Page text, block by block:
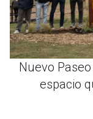
Nuevo
espacio